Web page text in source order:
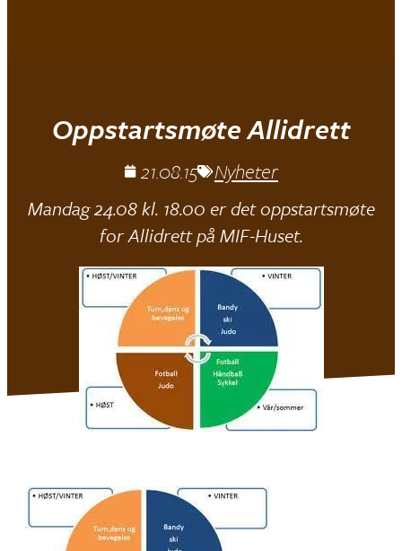
Oppstartsmøte Allidrett
21.08.15 Nyheter
Mandag 24.08 kl. 18.00 er det oppstartsmøte
for Allidrett på MIF-Huset.